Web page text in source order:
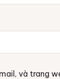
và trang